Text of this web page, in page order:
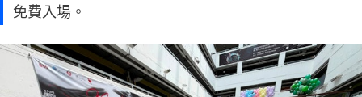
免費入場。